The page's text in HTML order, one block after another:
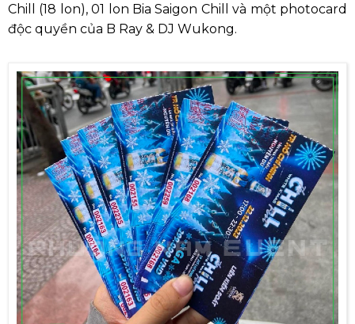
Chill (18 lon), 01 lon Bia Saigon Chill và một photocard
độc quyền của B Ray & DJ Wukong.